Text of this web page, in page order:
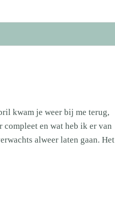
kwam je weer bij me terug,
en wat heb ik er van
alweer laten gaan. Het